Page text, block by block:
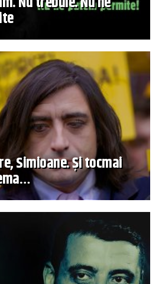
Simioane. Și tocmai